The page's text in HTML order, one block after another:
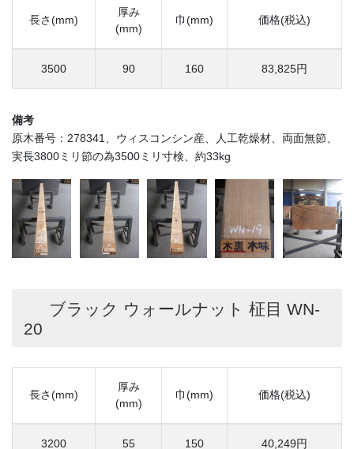
長さ(mm)
厚み
(mm)
巾(mm) 価格(税込)
3500 90 160 83,825円
備考
原木番号：278341、ウィスコンシン産、人工乾燥材、両面無節、
実長3800ミリ節の為3500ミリ寸検、約33kg
ブラック ウォールナット 柾目 WN-
20
長さ(mm)
厚み
(mm)
巾(mm) 価格(税込)
3200 55 150 40,249円